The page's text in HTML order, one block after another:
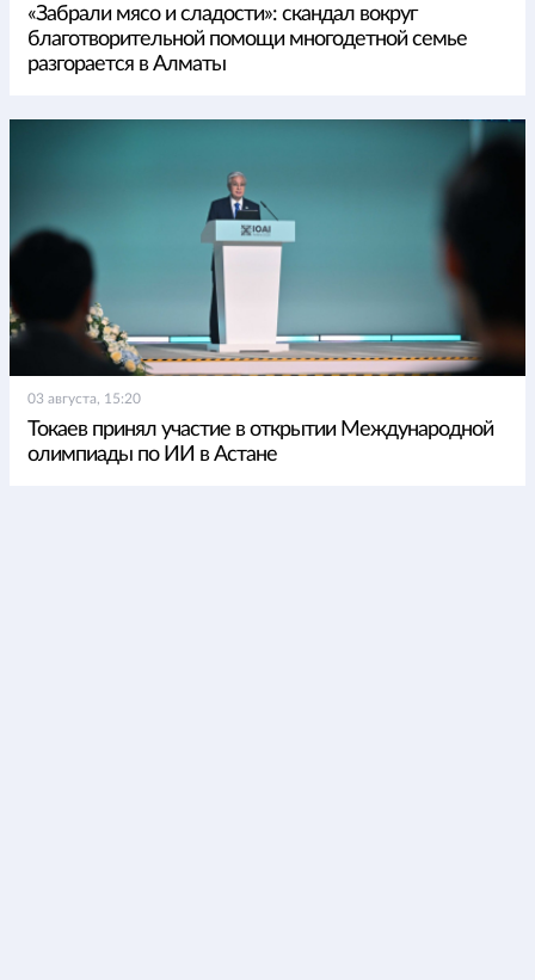
«Забрали мясо и сладости»: скандал вокруг
благотворительной помощи многодетной семье
разгорается в Алматы
03 августа, 15:20
Токаев принял участие в открытии Международной
олимпиады по ИИ в Астане